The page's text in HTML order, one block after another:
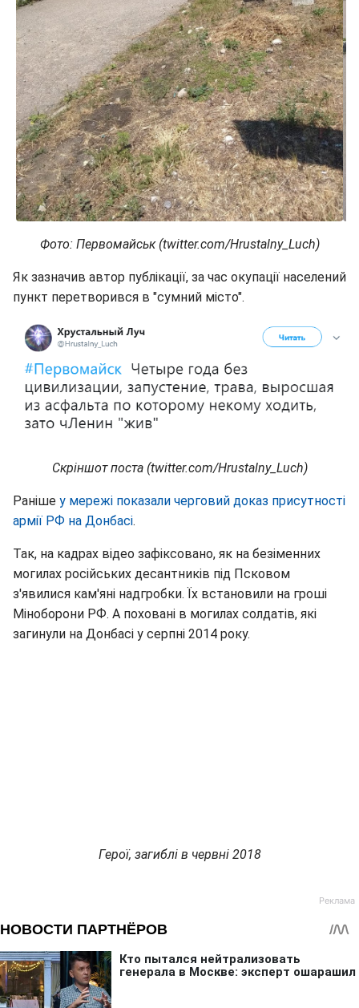
Фото: Первомайськ (twitter.com/Hrustalny_Luch)
Як зазначив автор публікації, за час окупації населений
пункт перетворився в "сумний місто".
Скріншот поста (twitter.com/Hrustalny_Luch)
Раніше у мережі показали черговий доказ присутності
армії РФ на Донбасі.
Так, на кадрах відео зафіксовано, як на безіменних
могилах російських десантників під Псковом
з'явилися кам'яні надгробки. Їх встановили на гроші
Міноборони РФ. А поховані в могилах солдатів, які
загинули на Донбасі у серпні 2014 року.
Герої, загиблі в червні 2018